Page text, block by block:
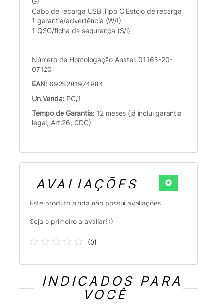
Cabo de recarga USB Tipo C Estojo de recarga
1 garantia/advertência (W/!)
1 QSG/ficha de segurança (S/i)
Número de Homologação Anatel: 01165-20-
07120
EAN: 6925281974984
Un.Venda: PC/1
Tempo de Garantia: 12 meses (já inclui garantia
legal, Art.26, CDC)
AVALIAÇÕES
Este produto ainda não possui avaliações
Seja o primeiro a avaliar! :)
(0)
INDICADOS PARA
VOCÊ